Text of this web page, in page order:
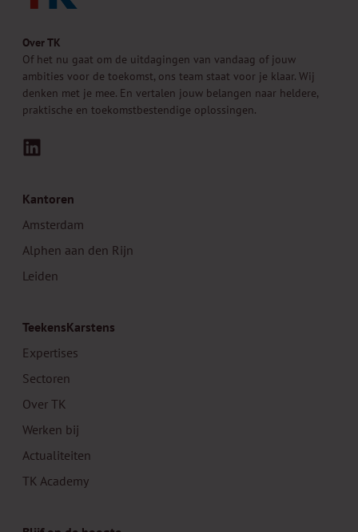
Over TK
Of het nu gaat om de uitdagingen van vandaag of jouw
ambities voor de toekomst, ons team staat voor je klaar. Wij
denken met je mee. En vertalen jouw belangen naar heldere,
praktische en toekomstbestendige oplossingen.
Kantoren
Amsterdam
Alphen aan den Rijn
Leiden
TeekensKarstens
Expertises
Sectoren
Over TK
Werken bij
Actualiteiten
TK Academy